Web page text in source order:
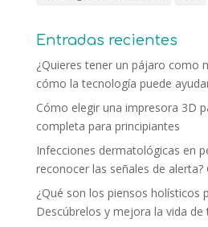
Entradas recientes
¿Quieres tener un pájaro como
cómo la tecnología puede
Cómo elegir una impresora 3D
completa para principiantes
Infecciones dermatológicas en
reconocer las señales de alerta?
¿Qué son los piensos holísticos
Descúbrelos y mejora la vida